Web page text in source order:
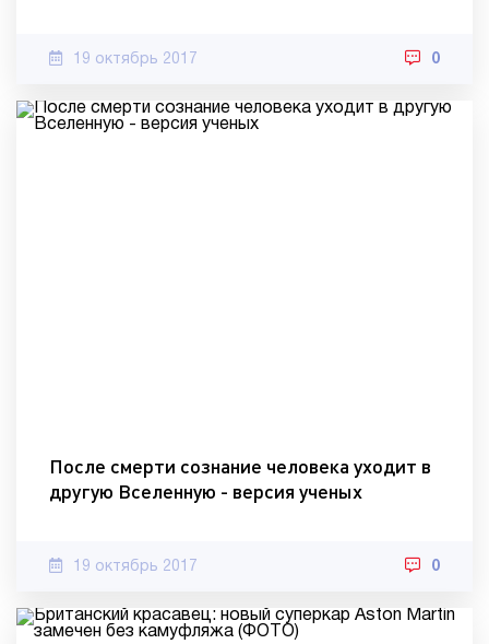
19 октябрь 2017 0
После смерти сознание человека уходит в
другую Вселенную - версия ученых
19 октябрь 2017 0